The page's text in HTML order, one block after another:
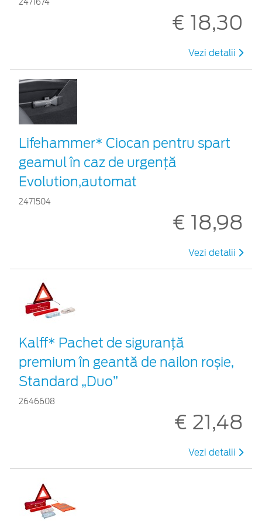
2471674
€ 18,30
Vezi detalii
Lifehammer* Ciocan pentru spart
geamul în caz de urgenţă
Evolution,automat
2471504
€ 18,98
Vezi detalii
Kalff* Pachet de siguranţă
premium în geantă de nailon roșie,
Standard „Duo”
2646608
€ 21,48
Vezi detalii